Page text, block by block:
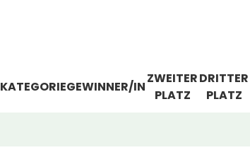
KATEGORIEGEWINNER/IN
ZWEITER
PLATZ
DRITTER
PLATZ